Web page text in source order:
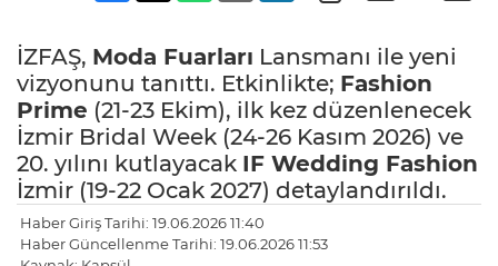
İZFAŞ, Moda Fuarları Lansmanı ile yeni
vizyonunu tanıttı. Etkinlikte; Fashion
Prime (21-23 Ekim), ilk kez düzenlenecek
İzmir Bridal Week (24-26 Kasım 2026) ve
20. yılını kutlayacak IF Wedding Fashion
İzmir (19-22 Ocak 2027) detaylandırıldı.
Haber Giriş Tarihi: 19.06.2026 11:40
Haber Güncellenme Tarihi: 19.06.2026 11:53